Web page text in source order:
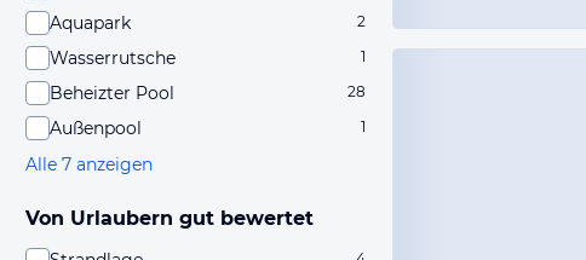
Aquapark 2
Wasserrutsche 1
Beheizter Pool 28
Außenpool 1
Alle 7 anzeigen
Von Urlaubern gut bewertet